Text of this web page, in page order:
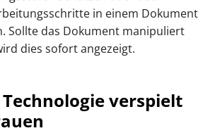
in einem Dokument
Sollte das Dokument manipuliert
dies sofort angezeigt.
verspielt